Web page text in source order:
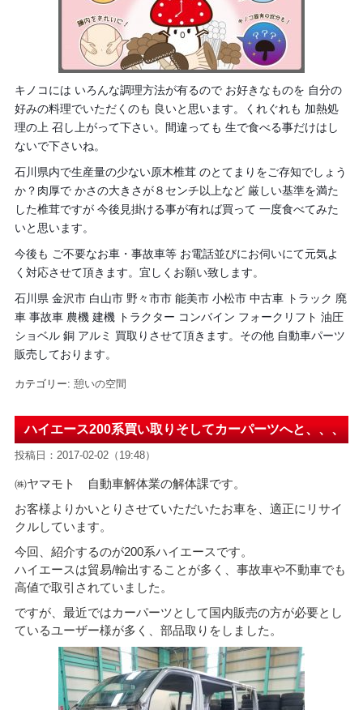
キノコには いろんな調理方法が有るので お好きなものを 自分の
好みの料理でいただくのも 良いと思います。くれぐれも 加熱処
理の上 召し上がって下さい。間違っても 生で食べる事だけはし
ないで下さいね。
石川県内で生産量の少ない原木椎茸 のとてまりをご存知でしょう
か？肉厚で かさの大きさが８センチ以上など 厳しい基準を満た
した椎茸ですが 今後見掛ける事が有れば買って 一度食べてみた
いと思います。
今後も ご不要なお車・事故車等 お電話並びにお伺いにて元気よ
く対応させて頂きます。宜しくお願い致します。
石川県 金沢市 白山市 野々市市 能美市 小松市 中古車 トラック 廃
車 事故車 農機 建機 トラクター コンバイン フォークリフト 油圧
ショベル 銅 アルミ 買取りさせて頂きます。その他 自動車パーツ
販売しております。
カテゴリー: 憩いの空間
ハイエース200系買い取りそしてカーパーツへと、、、
投稿日：2017-02-02（19:48）
㈱ヤマモト 自動車解体業の解体課です。
お客様よりかいとりさせていただいたお車を、適正にリサイ
クルしています。
今回、紹介するのが200系ハイエースです。
ハイエースは貿易/輸出することが多く、事故車や不動車でも
高値で取引されていました。
ですが、最近ではカーパーツとして国内販売の方が必要とし
ているユーザー様が多く、部品取りをしました。